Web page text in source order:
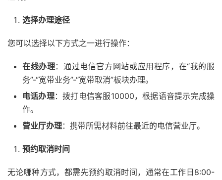
选择办理途径
您可以选择以下方式之一进行操作：
在线办理：通过电信官方网站或应用程序，在“我的服
务”-“宽带业务”-“宽带取消”板块办理。
电话办理：拨打电信客服10000，根据语音提示完成操
作。
营业厅办理：携带所需材料前往最近的电信营业厅。
预约取消时间
无论哪种方式，都需先预约取消时间，通常在工作日8:00-